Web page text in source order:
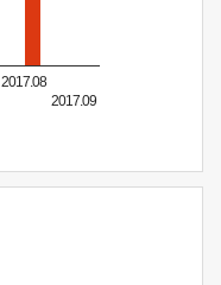
2017.08
2017.09